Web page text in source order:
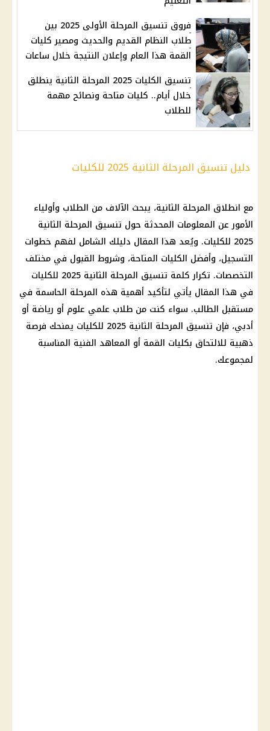
فروق تنسيق المرحلة الأولى 2025 بين
طلاب النظام القديم والحديث ومصير كليات
القمة هذا العام وإعلان النتيجة خلال ساعات
تنسيق الكليات 2025 المرحلة الثانية ينطلق
خلال أيام.. كليات متاحة ونصائح مهمة
للطلاب
دليل تنسيق المرحلة الثانية 2025 للكليات
مع انطلاق المرحلة الثانية، يبحث الآلاف من الطلاب وأولياء
الأمور عن المعلومات المحدثة حول تنسيق المرحلة الثانية
2025 للكليات. ويُعد هذا المقال دليلك الشامل لفهم خطوات
التسجيل، وأفضل الكليات المتاحة، وشروط القبول في مختلف
التخصصات. تكرار كلمة تنسيق المرحلة الثانية 2025 للكليات
في هذا المقال يأتي لتأكيد أهمية هذه المرحلة الحاسمة في
مستقبل الطالب. سواء كنت من طلاب علمي علوم أو رياضة أو
أدبي، فإن تنسيق المرحلة الثانية 2025 للكليات يمنحك فرصة
ذهبية للالتحاق بكليات القمة أو المعاهد الفنية المناسبة
لمجموعك.